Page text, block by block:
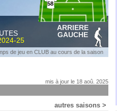
58
25
ARRIERE
GAUCHE
de jeu en CLUB au cours de la saison
mis à jour le 18 aoû. 2025
autres saisons >